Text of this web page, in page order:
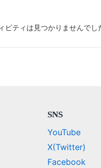
ビティは見つかりませんでし
SNS
YouTube
X(Twitter)
Facebook